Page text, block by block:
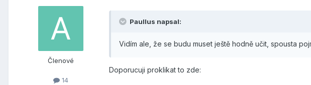
Členové
14
Paullus napsal:
Vidím ale, že se budu muset ještě hodně učit, spousta
Doporucuji proklikat to zde: